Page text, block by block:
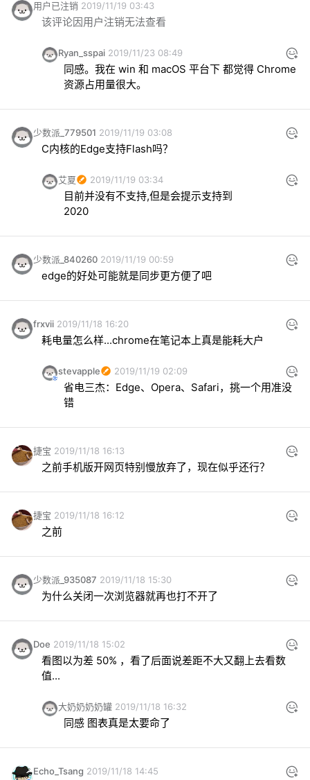
用户已注销 2019/11/19 03:43
该评论因用户注销无法查看
Ryan_sspai 2019/11/23 08:49
同感。我在 win 和 macOS 平台下 都觉得 Chrome
资源占用量很大。
少数派_779501 2019/11/19 03:08
C内核的Edge支持Flash吗？
艾夏 2019/11/19 03:34
目前并没有不支持,但是会提示支持到
2020
少数派_840260 2019/11/19 00:59
edge的好处可能就是同步更方便了吧
frxvii 2019/11/18 16:20
耗电量怎么样...chrome在笔记本上真是能耗大户
stevapple 2019/11/19 02:09
省电三杰：Edge、Opera、Safari，挑一个用准没
错
捷宝 2019/11/18 16:13
之前手机版开网页特别慢放弃了，现在似乎还行？
捷宝 2019/11/18 16:12
之前
少数派_935087 2019/11/18 15:30
为什么关闭一次浏览器就再也打不开了
Doe 2019/11/18 15:02
看图以为差 50% ，看了后面说差距不大又翻上去看数
值...
大奶奶奶奶罐 2019/11/18 16:32
同感 图表真是太要命了
Echo_Tsang 2019/11/18 14:45